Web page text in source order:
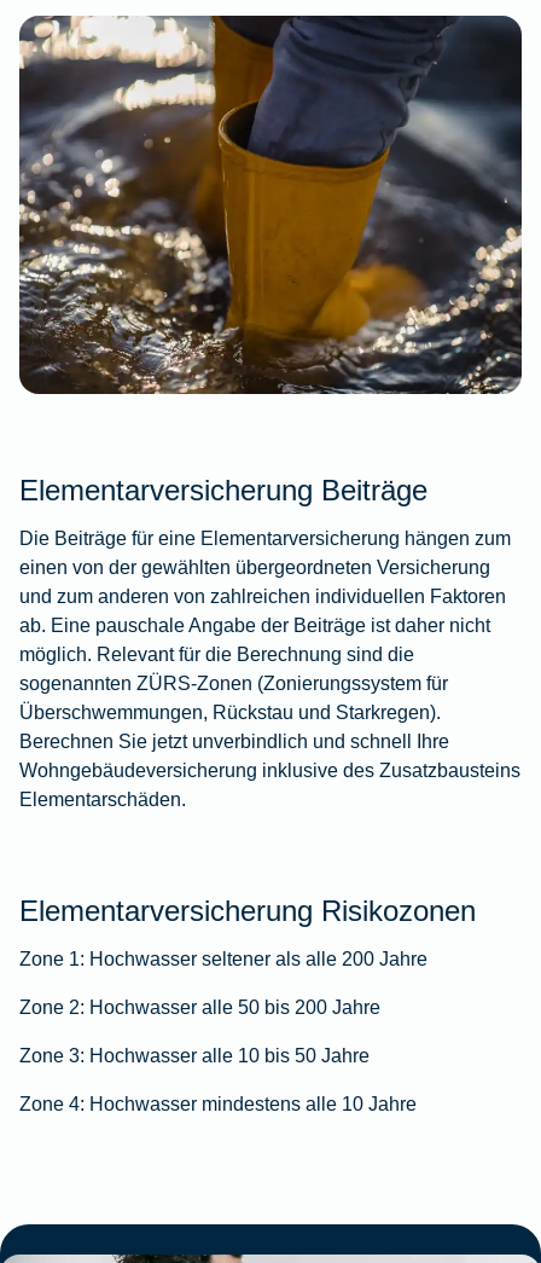
Elementarversicherung Beiträge
Die Beiträge für eine Elementarversicherung hängen zum
einen von der gewählten übergeordneten Versicherung
und zum anderen von zahlreichen individuellen Faktoren
ab. Eine pauschale Angabe der Beiträge ist daher nicht
möglich. Relevant für die Berechnung sind die
sogenannten ZÜRS-Zonen (Zonierungssystem für
Überschwemmungen, Rückstau und Starkregen).
Berechnen Sie jetzt unverbindlich und schnell Ihre
Wohngebäudeversicherung inklusive des Zusatzbausteins
Elementarschäden.
Elementarversicherung Risikozonen
Zone 1: Hochwasser seltener als alle 200 Jahre
Zone 2: Hochwasser alle 50 bis 200 Jahre
Zone 3: Hochwasser alle 10 bis 50 Jahre
Zone 4: Hochwasser mindestens alle 10 Jahre